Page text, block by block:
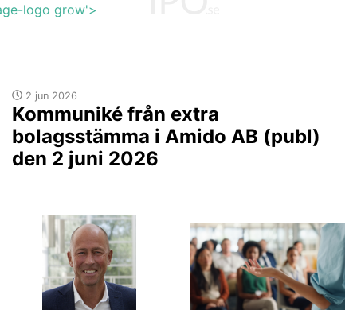
logo grow'>
2 jun 2026
Kommuniké från extra
bolagsstämma i Amido AB (publ)
den 2 juni 2026